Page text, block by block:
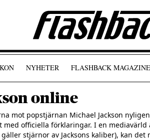
NYHETER FLASHBACK MAGAZINE
online
mot popstjärnan Michael Jackson
med officiella förklaringar. I en
stjärnor av Jacksons kaliber), kan det